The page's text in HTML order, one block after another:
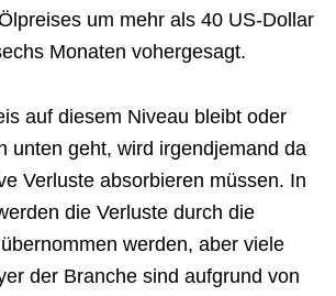
um mehr als 40 US-Dollar
Monaten vohergesagt.
auf diesem Niveau bleibt oder
unten geht, wird irgendjemand da
Verluste absorbieren müssen. In
die Verluste durch die
werden, aber viele
der Branche sind aufgrund von